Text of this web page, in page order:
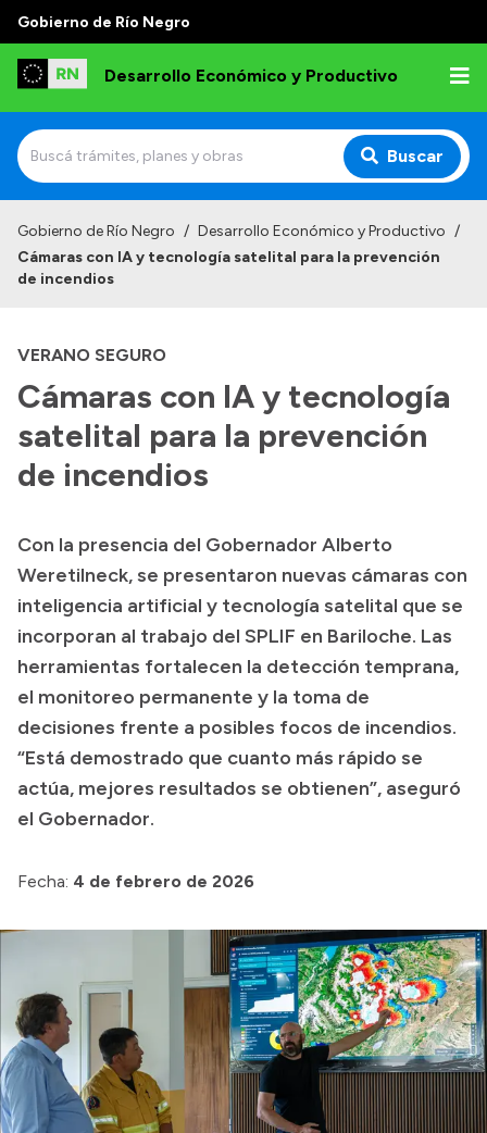
Gobierno de Río Negro
Desarrollo Económico y Productivo
Buscar
Institucional
Autoridades
Delegaciones
Normativa
Presupuesto
Boletín Oficial
Compras y licitaciones
Consulta de expedientes
Consulta de pago a proveedores
Convocatorias
Login
Gobierno de Río Negro / Desarrollo Económico y Productivo /
Cámaras con IA y tecnología satelital para la prevención
de incendios
VERANO SEGURO
Cámaras con IA y tecnología
satelital para la prevención
de incendios
Con la presencia del Gobernador Alberto
Weretilneck, se presentaron nuevas cámaras con
inteligencia artificial y tecnología satelital que se
incorporan al trabajo del SPLIF en Bariloche. Las
herramientas fortalecen la detección temprana,
el monitoreo permanente y la toma de
decisiones frente a posibles focos de incendios.
“Está demostrado que cuanto más rápido se
actúa, mejores resultados se obtienen”, aseguró
el Gobernador.
Fecha: 4 de febrero de 2026